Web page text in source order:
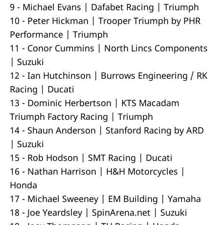
9 - Michael Evans | Dafabet Racing | Triumph
10 - Peter Hickman | Trooper Triumph by PHR
Performance | Triumph
11 - Conor Cummins | North Lincs Components
| Suzuki
12 - Ian Hutchinson | Burrows Engineering / RK
Racing | Ducati
13 - Dominic Herbertson | KTS Macadam
Triumph Factory Racing | Triumph
14 - Shaun Anderson | Stanford Racing by ARD
| Suzuki
15 - Rob Hodson | SMT Racing | Ducati
16 - Nathan Harrison | H&H Motorcycles |
Honda
17 - Michael Sweeney | EM Building | Yamaha
18 - Joe Yeardsley | SpinArena.net | Suzuki